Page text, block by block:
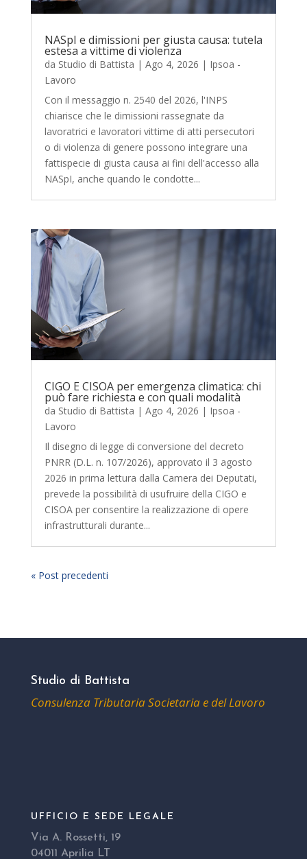
NASpI e dimissioni per giusta causa: tutela
estesa a vittime di violenza
da Studio di Battista | Ago 4, 2026 | Ipsoa -
Lavoro
Con il messaggio n. 2540 del 2026, l'INPS
chiarisce che le dimissioni rassegnate da
lavoratrici e lavoratori vittime di atti persecutori
o di violenza di genere possono integrare una
fattispecie di giusta causa ai fini dell'accesso alla
NASpI, anche quando le condotte...
CIGO E CISOA per emergenza climatica: chi
può fare richiesta e con quali modalità
da Studio di Battista | Ago 4, 2026 | Ipsoa -
Lavoro
Il disegno di legge di conversione del decreto
PNRR (D.L. n. 107/2026), approvato il 3 agosto
2026 in prima lettura dalla Camera dei Deputati,
prevede la possibilità di usufruire della CIGO e
CISOA per consentire la realizzazione di opere
infrastrutturali durante...
« Post precedenti
Studio di Battista
Consulenza Tributaria Societaria e del Lavoro
UFFICIO E SEDE LEGALE
Via A. Rossetti, 19
04011 Aprilia LT